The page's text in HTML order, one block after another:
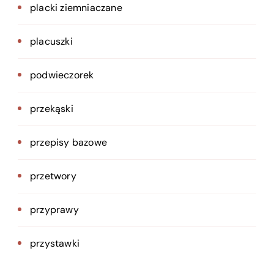
placki ziemniaczane
placuszki
podwieczorek
przekąski
przepisy bazowe
przetwory
przyprawy
przystawki